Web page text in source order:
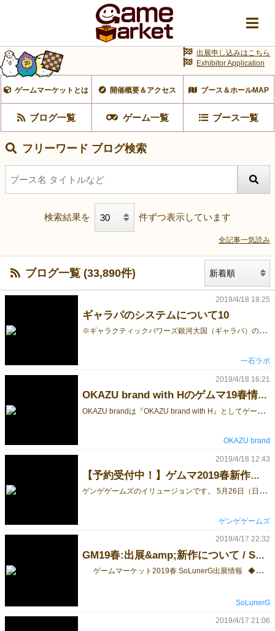
ゲームマーケットとは 開催概要＆アクセス ブース＆ホールMAP
ブログ一覧 ゲーム一覧 ブース一覧
出展申し込みはこちら
Exhibitor Application
フリーワード ブログ検索
検索結果を 件ずつ表示しています
全記事一気読み
ブログ一覧 (33,890件)
ギャラパのシステムについて10
※
ギャラクティックパワーズ銀河大国（ギャラパ）のシステムについて、数回に分けて説明しています。 初めて見る方は、ぜひこちらから見てください。 今回ご紹介するのは、収入アクションです。 アクション7 収入 基本アクションは、これで最後になります。 収入アクションは、資金収入の値の資金を獲得した後、これまで紹介した6つのアクションのうち、任意の1つを実行できる、というアクションです。 他のアクションと違い、ラウンドの最後に、必ず全員が選択します。 このアクションにより、1ラウンドに１回は、必ずやりたいアクションができることになります。 資金を獲得してから、フリーアクションが行えますので、例えば資金が足りなくて施設建設がは選択できなかった、といった時に、このアクションで施設建設を行う、といった活用ができます。 しかし、気をつけなければいけないのは、このアクションで資金を使い切ってしまうと、次のラウンドには資金の必要な、施設建設や宇宙船開発が選択できない、ということです。 また、資金収入が10以上の場合に、資金の獲得をしないことで、3VPの勝利点を受け取ることもできます。 都市を多く建設して収入を増やした上で、このアクションで少しずつ勝利点を稼ぐ、というプレイングも、可能ではあります。 とはいえ、3VPというのは、勝利を掴むには、僅かな得点になりますので、それだけを続けても、なかなか勝利には結びつかないのですが…。 さて、次からは補助的なアクションを紹介していきます。 つづきはこちら。 ギャラクティックパワーズ銀河大戦、略してギャラパの取り置き予約を開始しました。 こちらのフォームから、お申し込みください。 また、コラボ割引については、こちらから。
2019/4/18 18:25
一石ラボ
OKAZU brand with Hのゲムマ19春情報 -新作『商売往来』『アクロス・ザ・ユナイテッドステイツ』『みんなのお茶請け』『平成クイズ合戦 アニメ編』など
O
KAZU brandは『OKAZU brand with H』としてゲームマーケット2019春にブースを出します。 ブース番号はB15 です。 OKAZU brand、Hammer Works、うっかり本圃の3サークル合同で企業ブースとなります。 OKAZU brandとしては、ゲームマーケット2019春に合わせて、新作を2作制作しております。 1つ目は『商売往来』です。 『商売往来』は商業都市オーサカの商人となり、カード交換で人脈を育てて注文をこなす、カード＆リソースマネジメントゲームです。 最初は限られたカードしか手元にありませんが、作戦を立てて交換し、自分の仲間をどんどん増やしたり、強化したりしていきます。 そうして、依頼者の要求を達成して、依頼者も強力な仲間としたり、勝利点を得て、勝利を目指しましょう！ 人数：2-5人 時間：30-45分 年齢：8歳以上推奨 価格：3,000円（イベント特別価格） ＞＞商売往来 特設サイト＜＜ 2つ目は『アクロス・ザ・ユナイテッドステイツ』です。 『アクロス・ザ・ユナイテッドステイツ』は19世紀アメリカで資産家となり、裏で鉄道会社を操って己の利益を上げる、株＆ネットワークビルディングゲームです。 鉄道会社カードをプレイして、その会社の鉄道路線を伸ばし、両脇にある駅のアクションをしていきます。 また、同じ鉄道会社カードを公開して、株として所持し、ゲーム終了時の多数を狙います。 人数：2-5人 時間：60分 年齢：10歳以上推奨 価格：4,500円（イベント特別価格） ＞＞アクロス・ザ・ユナイテッドステイツ特設サイト＜＜ それ以外にも以下のものを販売・展示します！ それと先日のゲームマーケット2019大阪で初登場の『メトロックス 追加マップ集』 『メトロックス 追加マップ集』 ゲムマ2018大阪・春に発売し、ゲームマーケット大賞も二次審査通過となった地下鉄テーマのシート記入型ゲーム 『メトロックス』 ゲムマ2018秋に発売した、自分の都市を育てるタイルプレイスメントゲーム『5×5シティ』 『5×5シティ』 同じくゲムマ2018秋に発売し、あの代表作が2人用となって帰ってきた『横濱紳商伝デュエル』 『横濱紳商伝デュエル』 ゲムマ2017秋に発売した、中量級のアクションプロットゲーム 『ねずみ海賊ラッタニア』 同じくゲムマ2017秋に発売した、かんたんアクションゲーム 『かうんとり』 ゲムマ2017春に発売し、ゲームマーケット大賞も二次審査通過となった重量級ゲーム 『エンペラーズ・チョイス』 同じくゲムマ2017春に発売し、おかげさまで3版となったカード配置ゲーム 『ひつ陣』 ゲムマ2016秋に発売し、おかげさまで3版となった協力カードゲーム 『オキドキ』 次に合同でブースを出すHammer Worksとうっかり本圃の紹介です。 Hammer Worksは、新作『みんなのお茶請け』と『5000兆チャレンジ』、『シティープラン スクウェア』を頒布予定です。 『みんなのお茶請け』 ふるまわれたお茶請けの中で、甘いものを狙い、酸っぱいものを避けましょう。 順番に1枚ずつカードを出し、カードの数値とお茶請けに書かれている数値により、誰かが何をいただくかが決まります。 状況に応じ、適切なカードを出す、シンプルなカードゲームです。 人数：3-6人 時間：20分程度 年齢：8歳以上 頒布価格：1,800円（予価） 詳細はHammer Worksのサイトをご覧ください。 ＞＞Hammer Works on the web＜＜ うっかり本圃は、『平成クイズ合戦 アニメ編』を頒布予定です。 平成30年間のアニメをゲームで振り返りましょう。 アニメ番組を（放映回数など）指定された順に並べるゲームです。 プレーヤーはアニメカードを1枚ずつ順番に並べていきます。 前の人が並べたカードが間違っていると思えばチャレンジ！ 裏面の正解を見て判定します。 人数：2-6人 時間：20分程度 年齢：15-50歳程度 頒布価格：1,800円（予価） 詳細はうっかり本圃のサイトをご覧ください。 ＞＞うっかり本圃 案内所＜＜ OKAZU brand with Hブース（B15）のゲームマーケット2019春向け予約ですが、 4月22日22:00から受け付ける予定です。 その際は本ブログや、Twitterなどでご案内いたします。 ちなみにOKAZU brand、Hammer Works、うっかり本圃の3サークル分を統括して受け付ける予定です。 是非ご利用ください。
2019/4/18 16:21
OKAZU brand
【予約受付中！】ゲムマ2019春新作『カウントダウンカクテル』
ゲ
ンゲゲームズのイリュージョンです。 5月26日（日）ゲームマーケット2019春2日目に販売いたします、新作『カウントダウンカクテル』の事前予約を受け付け中です！ 『カウントダウンカクテル』は、サイコロを使用した”バーテンダー・アクションゲーム”です。 2人から4人まで遊べるルールが2種類、さらに1人でも遊べるソロプレイルールも含めて3種類の遊び方ができるゲームとなっております。 サイコロを2個ふり、出目の合計と同じ数字のカクテルをとるかとらないか、というシンプルなルールですが、とれるカクテルは前にとったカクテルの数字より小さくなければならない、という”カウントダウン”のきまりがあります。 あまり小さい数字をとると次がとりづらい。しかし大きい数字が出るまで待っていたら他の人にとられてしまうかもしれないというジレンマのもと、サイコロをシェイクしまくるアクションゲームとなっております。 販売価格は1セット2000円です。 ご予約は以下のメールアドレスに必要事項をご記入の上送信してください。 こちらからの返信をもって予約完了と致します。 アドレス：gengegames@gmail.com 必要事項 ・お名前（ニックネーム可） ・連絡先（メールもしくは電話番号） ・数量 件名は「予約」とご記入下さい。 予約数には限りがございますので、メールの先着順に予約を受け付けし、 予定数量に達し次第終了いたします。 お早めの予約をお勧めいたします。 また、ご予約された方は5月26日 （5月25日には出展しておりませんのでご注意ください！） 13：00頃までに当ブース（S09）までお越しください。 ご予約されていてもお受け取りに現れない場合、販売してしまう場合があります。 合わせてご了承ください。 当日会場で皆様にお会いできることを心から楽しみにしております！ twitter:@iryujion
2019/4/18 12:43
ゲンゲゲームズ
GM19春:出展&amp;新作について / SoLunerG
ゲームマーケット2019春 SoLunerG出展情報 ◆出展日 : 土曜日(5/25) ◆ブース番号 : S17-18 ◆SoLunerG 新作 :『FOGSITE 』 ?2-4 ⏳30’ ?10+ ?3,000(予価) プレイヤーは、遺跡ではぐれた仲間を探す「調査隊」と 侵入者の排除を目指す「ガーディアン」に分かれて対決します。 ガーディアンが徘徊する迷路は調査隊には見えないため、 マッピングで現在地を推理しながら手探りで進んでいきます。 ◆PAYASO 新作 :『キャバレーフォーカード』 ?2 ⏳5’ ?8+ ?500 たった3種4枚の手札で勝利/敗北条件を作るシンプルで奥深いカードゲームです。 ◆ブラウザでCPUと対戦◆ PAYASOが作者様とライセンス契約を結び、アナログゲームとして発売できることになりました。 近日、先行予約やルールなどの詳細情報を公開予定です。 続報にご期待下さい！
2019/4/17 22:32
SoLunerG
2019/4/17 21:06